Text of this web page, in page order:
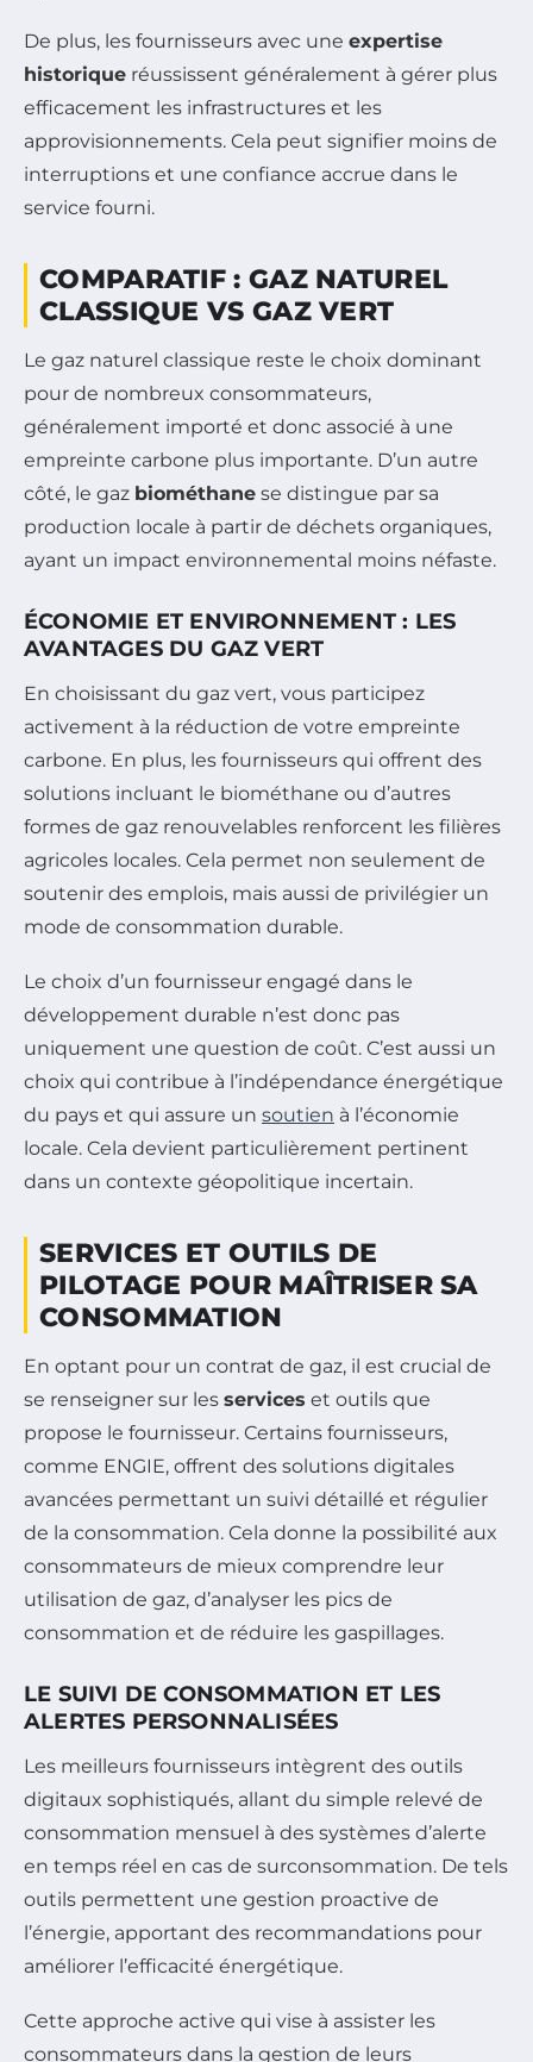
De plus, les fournisseurs avec une expertise
historique réussissent généralement à gérer plus
efficacement les infrastructures et les
approvisionnements. Cela peut signifier moins de
interruptions et une confiance accrue dans le
service fourni.
COMPARATIF : GAZ NATUREL
CLASSIQUE VS GAZ VERT
Le gaz naturel classique reste le choix dominant
pour de nombreux consommateurs,
généralement importé et donc associé à une
empreinte carbone plus importante. D’un autre
côté, le gaz biométhane se distingue par sa
production locale à partir de déchets organiques,
ayant un impact environnemental moins néfaste.
ÉCONOMIE ET ENVIRONNEMENT : LES
AVANTAGES DU GAZ VERT
En choisissant du gaz vert, vous participez
activement à la réduction de votre empreinte
carbone. En plus, les fournisseurs qui offrent des
solutions incluant le biométhane ou d’autres
formes de gaz renouvelables renforcent les filières
agricoles locales. Cela permet non seulement de
soutenir des emplois, mais aussi de privilégier un
mode de consommation durable.
Le choix d’un fournisseur engagé dans le
développement durable n’est donc pas
uniquement une question de coût. C’est aussi un
choix qui contribue à l’indépendance énergétique
du pays et qui assure un soutien à l’économie
locale. Cela devient particulièrement pertinent
dans un contexte géopolitique incertain.
SERVICES ET OUTILS DE
PILOTAGE POUR MAÎTRISER SA
CONSOMMATION
En optant pour un contrat de gaz, il est crucial de
se renseigner sur les services et outils que
propose le fournisseur. Certains fournisseurs,
comme ENGIE, offrent des solutions digitales
avancées permettant un suivi détaillé et régulier
de la consommation. Cela donne la possibilité aux
consommateurs de mieux comprendre leur
utilisation de gaz, d’analyser les pics de
consommation et de réduire les gaspillages.
LE SUIVI DE CONSOMMATION ET LES
ALERTES PERSONNALISÉES
Les meilleurs fournisseurs intègrent des outils
digitaux sophistiqués, allant du simple relevé de
consommation mensuel à des systèmes d’alerte
en temps réel en cas de surconsommation. De tels
outils permettent une gestion proactive de
l’énergie, apportant des recommandations pour
améliorer l’efficacité énergétique.
Cette approche active qui vise à assister les
consommateurs dans la gestion de leurs